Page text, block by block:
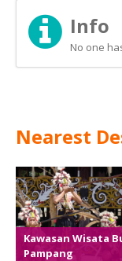
Info
No one
Nearest
Kawasan Wisata
Pampang